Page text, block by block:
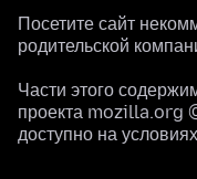
Посетите сайт
родительской
Части этого
проекта
доступно на условиях